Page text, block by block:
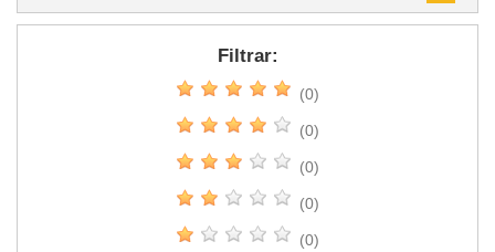
Filtrar:
(0)
(0)
(0)
(0)
(0)